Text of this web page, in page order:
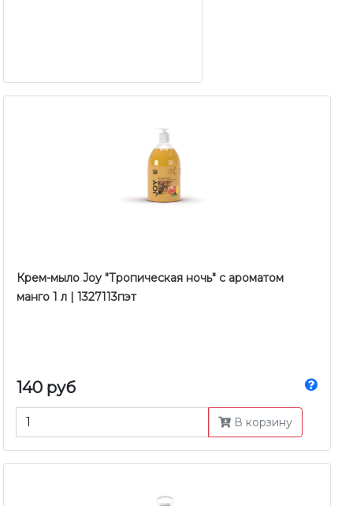
Крем-мыло Joy "Тропическая ночь" с ароматом
манго 1 л | 1327113пэт
140 руб
В корзину